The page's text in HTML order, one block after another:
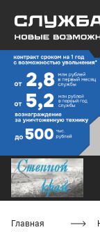
Главная